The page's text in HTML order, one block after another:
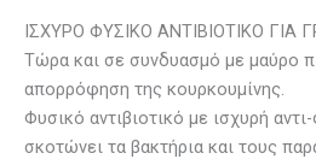
ΙΣΧΥΡΟ ΦΥΣΙΚΟ ΑΝΤΙΒΙΟΤΙΚΟ ΓΙΑ
Τώρα και σε συνδυασμό με μαύρο
απορρόφηση της κουρκουμίνης.
Φυσικό αντιβιοτικό με ισχυρή
σκοτώνει τα βακτήρια και τους